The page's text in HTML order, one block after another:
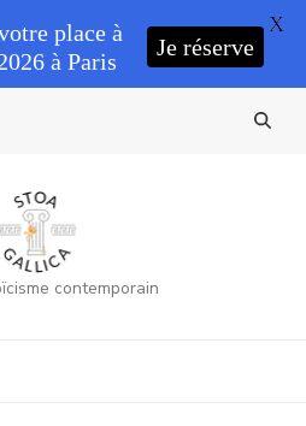
contemporain
place à
à Paris
Je réserve
X